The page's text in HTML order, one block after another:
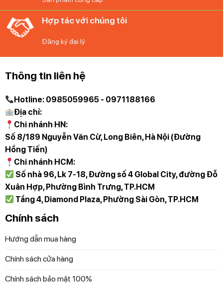
lá
Tại sao nên chọn Diệp Anh – Hàng Đức chính
Hàng cao cấp – Chính hãng 100%: Nhập khẩu
trực tiếp từ Đức và Hàn Quốc cùng các hãng lớn
tại Việt Nam.
Giá tốt nhất thị trường: Cam kết cạnh tranh –
Giá luôn ưu đãi
Bảo hành & hậu mãi chu đáo: Hỗ trợ tận tâm,
mua hàng không lo nghĩ
Giao hàng toàn quốc: Nhanh chóng – Tiện lợi –
An toàn
Chi nhánh HN:
Đường Hồng Tiến)
Chi nhánh HCM:
Hợp tác với chúng tôi
Đăng ký đại lý
Thông tin liên hệ
Hotline: 0985059965 - 0971188166
Địa chỉ:
Chi nhánh HN:
Số 8/189 Nguyễn Văn Cừ, Long Biên, Hà Nội (Đường
Hồng Tiến)
Chi nhánh HCM:
Số nhà 96, Lk 7-18, Đường số 4 Global City, đường Đỗ
Xuân Hợp, Phường Bình Trưng, TP.HCM
Tầng 4, Diamond Plaza, Phường Sài Gòn, TP.HCM
Chính sách
Hướng dẫn mua hàng
Chính sách cửa hàng
Chính sách bảo mật 100%